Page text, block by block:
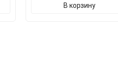
В корзину